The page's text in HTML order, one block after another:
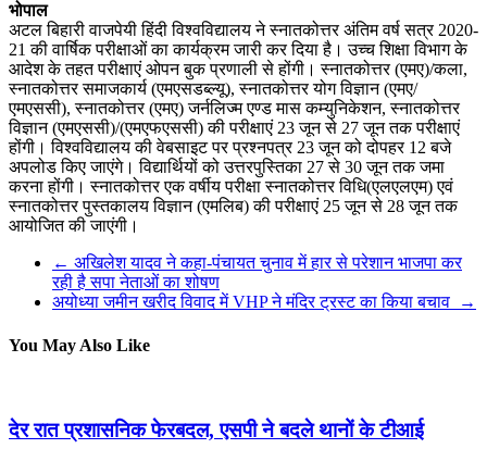
भोपाल
अटल बिहारी वाजपेयी हिंदी विश्वविद्यालय ने स्नातकोत्तर अंतिम वर्ष सत्र 2020-
21 की वार्षिक परीक्षाओं का कार्यक्रम जारी कर दिया है। उच्च शिक्षा विभाग के
आदेश के तहत परीक्षाएं ओपन बुक प्रणाली से होंगी। स्नातकोत्तर (एमए)/कला,
स्नातकोत्तर समाजकार्य (एमएसडब्ल्यू), स्नातकोत्तर योग विज्ञान (एमए/
एमएससी), स्नातकोत्तर (एमए) जर्नलिज्म एण्ड मास कम्युनिकेशन, स्नातकोत्तर
विज्ञान (एमएससी)/(एमएफएससी) की परीक्षाएं 23 जून से 27 जून तक परीक्षाएं
होंगी। विश्वविद्यालय की वेबसाइट पर प्रश्नपत्र 23 जून को दोपहर 12 बजे
अपलोड किए जाएंगे। विद्यार्थियों को उत्तरपुस्तिका 27 से 30 जून तक जमा
करना होंगी। स्नातकोत्तर एक वर्षीय परीक्षा स्नातकोत्तर विधि(एलएलएम) एवं
स्नातकोत्तर पुस्तकालय विज्ञान (एमलिब) की परीक्षाएं 25 जून से 28 जून तक
आयोजित की जाएंगी।
← अखिलेश यादव ने कहा-पंचायत चुनाव में हार से परेशान भाजपा कर
रही है सपा नेताओं का शोषण
अयोध्या जमीन खरीद विवाद में VHP ने मंदिर ट्रस्ट का किया बचाव
→
You May Also Like
देर रात प्रशासनिक फेरबदल, एसपी ने बदले थानों के टीआई